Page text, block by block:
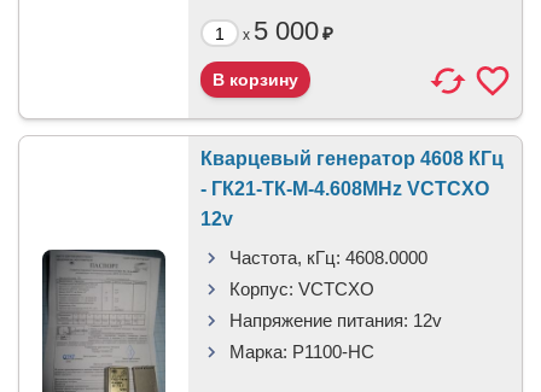
x 5 000₽
Кварцевый генератор 4608 КГц
- ГК21-ТК-М-4.608MHz VCTCXO
12v
Частота, кГц: 4608.0000
Корпус: VCTCXO
Напряжение питания: 12v
Марка: P1100-HC